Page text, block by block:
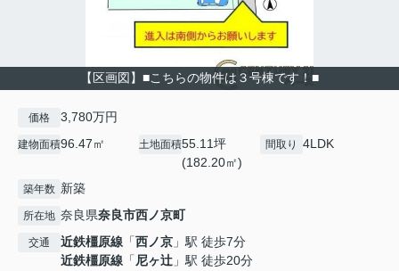
【区画図】■こちらの物件は３号棟です！■
価格 3,780万円
建物面積96.47㎡ 土地面積55.11坪
(182.20㎡)
間取り 4LDK
築年数 新築
所在地 奈良県奈良市西ノ京町
交通 近鉄橿原線 「西ノ京 」駅 徒歩7分
近鉄橿原線 「尼ヶ辻 」駅 徒歩20分